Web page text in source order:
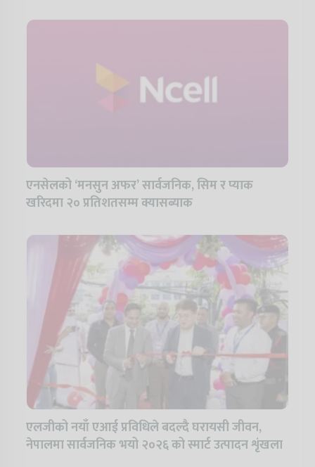
एनसेलको ‘मनसुन अफर’ सार्वजनिक, सिम र प्याक
खरिदमा २० प्रतिशतसम्म क्यासब्याक
एलजीको नयाँ एआई प्रविधिले बदल्दै घरायसी जीवन,
नेपालमा सार्वजनिक भयो २०२६ को स्मार्ट उत्पादन शृंखला